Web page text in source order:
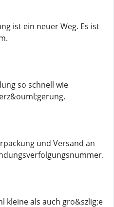
ist ein neuer Weg. Es ist
so schnell wie
und Versand an
als auch gro&szlig;e